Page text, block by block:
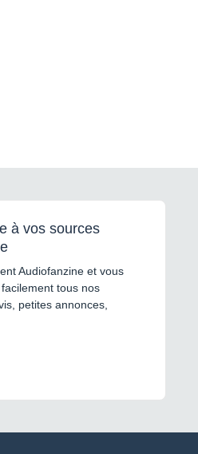
à vos sources
Audiofanzine et vous
tous nos
petites annonces,